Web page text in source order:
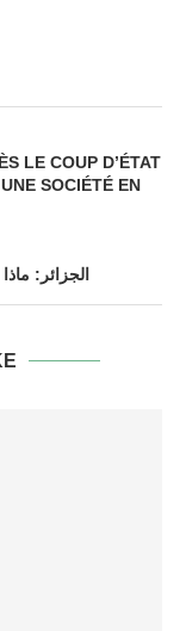
LE COUP D’ÉTAT
SOCIÉTÉ EN
الجزائر: